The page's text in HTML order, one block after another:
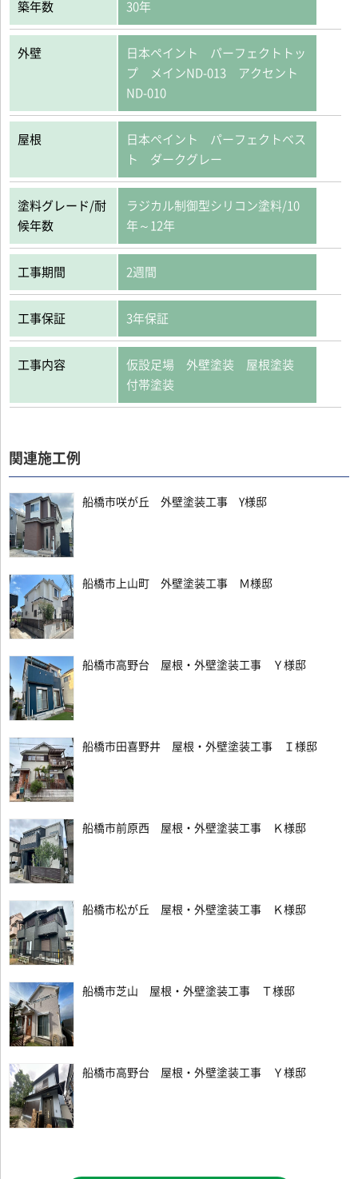
築年数 30年
外壁
日本ペイント パーフェクトトッ
プ メインND-013 アクセント
ND-010
屋根
日本ペイント パーフェクトベス
ト ダークグレー
塗料グレード/耐
候年数
ラジカル制御型シリコン塗料/10
年～12年
工事期間 2週間
工事保証 3年保証
工事内容
仮設足場 外壁塗装 屋根塗装
付帯塗装
関連施工例
船橋市咲が丘 外壁塗装工事 Y様邸
船橋市上山町 外壁塗装工事 Ｍ様邸
船橋市高野台 屋根・外壁塗装工事 Ｙ様邸
船橋市田喜野井 屋根・外壁塗装工事 Ｉ様邸
船橋市前原西 屋根・外壁塗装工事 Ｋ様邸
船橋市松が丘 屋根・外壁塗装工事 Ｋ様邸
船橋市芝山 屋根・外壁塗装工事 Ｔ様邸
船橋市高野台 屋根・外壁塗装工事 Ｙ様邸